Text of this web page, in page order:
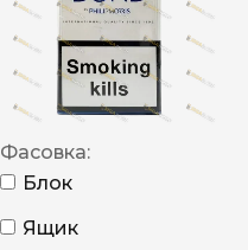
Фасовка:
Блок
Ящик